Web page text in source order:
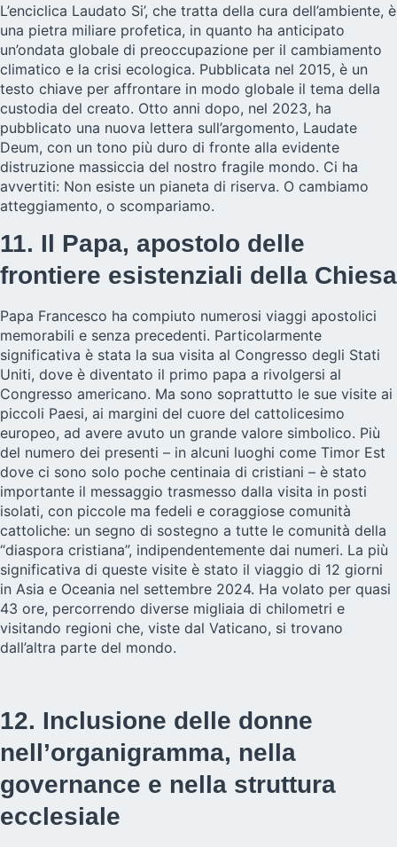
L’enciclica Laudato Si’, che tratta della cura dell’ambiente, è
una pietra miliare profetica, in quanto ha anticipato
un’ondata globale di preoccupazione per il cambiamento
climatico e la crisi ecologica. Pubblicata nel 2015, è un
testo chiave per affrontare in modo globale il tema della
custodia del creato. Otto anni dopo, nel 2023, ha
pubblicato una nuova lettera sull’argomento, Laudate
Deum, con un tono più duro di fronte alla evidente
distruzione massiccia del nostro fragile mondo. Ci ha
avvertiti: Non esiste un pianeta di riserva. O cambiamo
atteggiamento, o scompariamo.
11. Il Papa, apostolo delle
frontiere esistenziali della Chiesa
Papa Francesco ha compiuto numerosi viaggi apostolici
memorabili e senza precedenti. Particolarmente
significativa è stata la sua visita al Congresso degli Stati
Uniti, dove è diventato il primo papa a rivolgersi al
Congresso americano. Ma sono soprattutto le sue visite ai
piccoli Paesi, ai margini del cuore del cattolicesimo
europeo, ad avere avuto un grande valore simbolico. Più
del numero dei presenti – in alcuni luoghi come Timor Est
dove ci sono solo poche centinaia di cristiani – è stato
importante il messaggio trasmesso dalla visita in posti
isolati, con piccole ma fedeli e coraggiose comunità
cattoliche: un segno di sostegno a tutte le comunità della
“diaspora cristiana”, indipendentemente dai numeri. La più
significativa di queste visite è stato il viaggio di 12 giorni
in Asia e Oceania nel settembre 2024. Ha volato per quasi
43 ore, percorrendo diverse migliaia di chilometri e
visitando regioni che, viste dal Vaticano, si trovano
dall’altra parte del mondo.
12. Inclusione delle donne
nell’organigramma, nella
governance e nella struttura
ecclesiale